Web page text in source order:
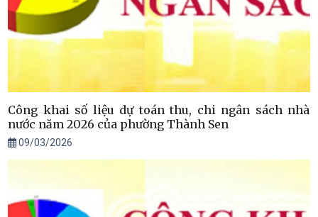
Công khai số liệu dự toán thu, chi ngân sách nhà
nước năm 2026 của phường Thành Sen
09/03/2026